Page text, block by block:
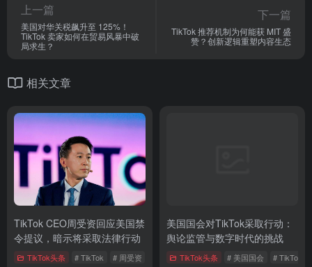
上一篇
美国对华关税飙升至 125%！
TikTok 卖家如何在贸易风暴中破
局求生？
下一篇
TikTok 推荐机制为何能获 MIT 盛
赞？创新逻辑重塑内容生态
相关文章
TikTok CEO周受资回应美国禁
令提议，暗示将采取法律行动
TikTok头条 # TikTok # 周受资 # 字节跳动
美国国会对TikTok采取行动：
舆论监管与数字时代的挑战
TikTok头条 # 美国国会 # TikTok